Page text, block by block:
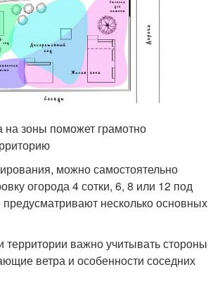
на зоны поможет грамотно
можно самостоятельно
огорода 4 сотки, 6, 8 или 12 под
предусматривают несколько основных
территории важно учитывать стороны
ветра и особенности соседних